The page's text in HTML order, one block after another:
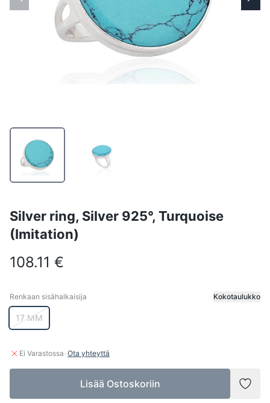
Silver ring, Silver 925°, Turquoise
(Imitation)
108.11 €
Renkaan sisähalkaisija Kokotaulukko
Renkaan sisähalkaisija
17 MM
Ei Varastossa ·Ota yhteyttä
Lisää Ostoskoriin